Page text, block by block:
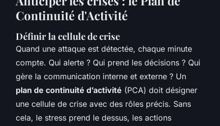
Continuité d'Activité
Définir la cellule de crise
Quand une attaque est détectée, chaque minute
compte. Qui alerte ? Qui prend les décisions ? Qui
gère la communication interne et externe ? Un
plan de continuité d’activité (PCA) doit désigner
une cellule de crise avec des rôles précis. Sans
cela, le stress prend le dessus, les actions